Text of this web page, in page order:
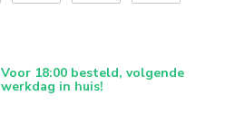
Voor 18:00 besteld, volgende
werkdag in huis!